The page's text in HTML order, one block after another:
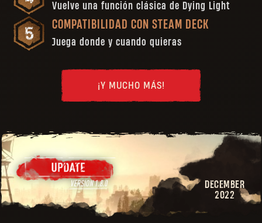
Vuelve una función clásica de Dying Light
COMPATIBILIDAD CON STEAM DECK
Juega donde y cuando quieras
¡Y MUCHO MÁS!
DECEMBER
2022